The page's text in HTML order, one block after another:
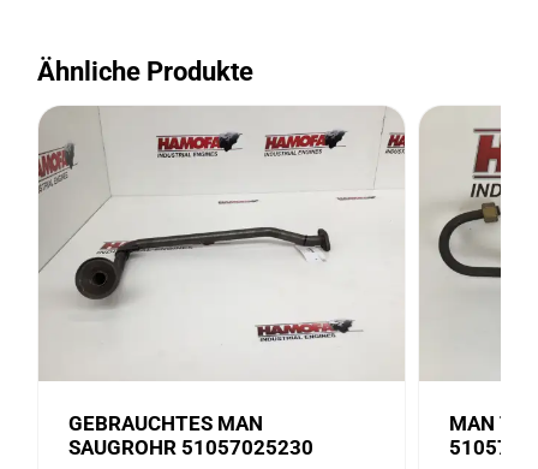
Ähnliche Produkte
GEBRAUCHTES MAN
SAUGROHR 51057025230
MAN